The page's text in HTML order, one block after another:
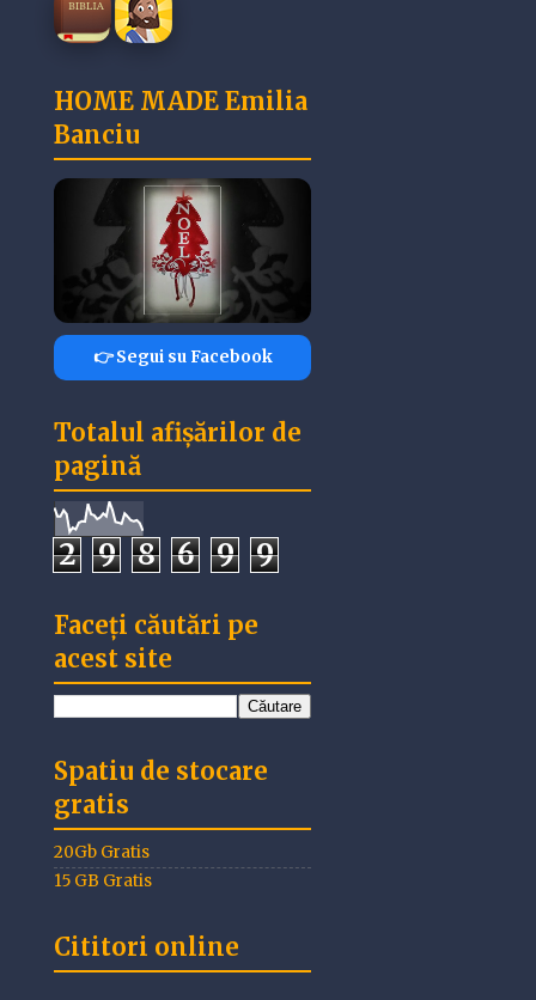
HOME MADE Emilia
Banciu
👉 Segui su Facebook
Totalul afișărilor de
pagină
2 9 8 6 9 9
Faceți căutări pe
acest site
Spatiu de stocare
gratis
20Gb Gratis
15 GB Gratis
Cititori online